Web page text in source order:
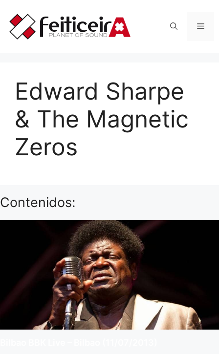
contenido
Edward Sharpe
& The Magnetic
Zeros
Contenidos: